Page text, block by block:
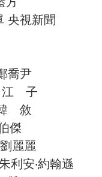
央視新聞
喬尹
江 子
敘
傑
麗麗
利安‧約翰遜